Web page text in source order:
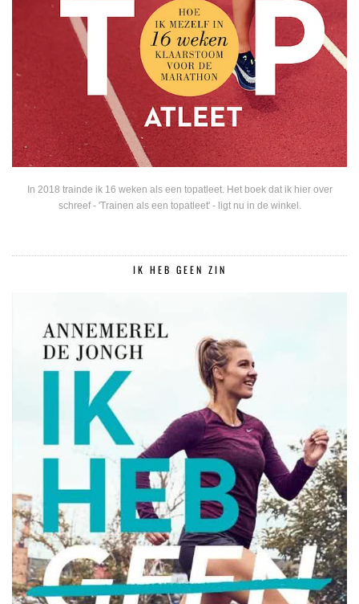
In 2018 trainde ik 16 weken als een topatleet. Het boek dat ik hier over
schreef - 'Trainen als een topatleet' - ligt nu in de winkel.
IK HEB GEEN ZIN